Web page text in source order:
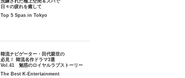
洗練された極上空間＆スパで
日々の疲れを癒して
Top 5 Spas in Tokyo
韓流ナビゲーター・田代親世の
必見！ 韓流名作ドラマ3選
Vol.41 魅惑のロイヤルラブストーリー
The Best K-Entertainment